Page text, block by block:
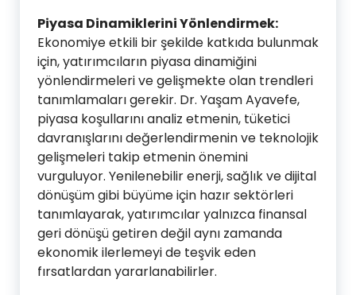
Piyasa Dinamiklerini Yönlendirmek:
Ekonomiye etkili bir şekilde katkıda bulunmak
için, yatırımcıların piyasa dinamiğini
yönlendirmeleri ve gelişmekte olan trendleri
tanımlamaları gerekir. Dr. Yaşam Ayavefe,
piyasa koşullarını analiz etmenin, tüketici
davranışlarını değerlendirmenin ve teknolojik
gelişmeleri takip etmenin önemini
vurguluyor. Yenilenebilir enerji, sağlık ve dijital
dönüşüm gibi büyüme için hazır sektörleri
tanımlayarak, yatırımcılar yalnızca finansal
geri dönüşü getiren değil aynı zamanda
ekonomik ilerlemeyi de teşvik eden
fırsatlardan yararlanabilirler.